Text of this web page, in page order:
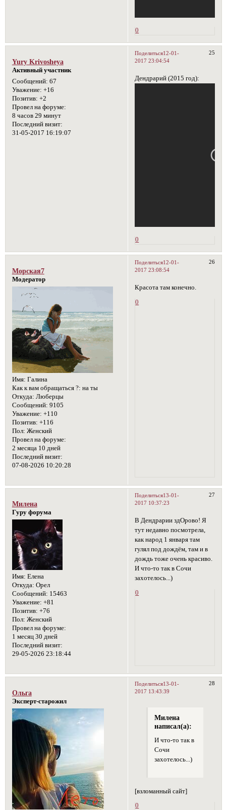
0
Поделиться 25
12-01-
2017 23:04:54
Yury Krivosheya
Активный участник
Сообщений: 67
Уважение: +16
Позитив: +2
Провел на форуме:
8 часов 29 минут
Последний визит:
31-05-2017 16:19:07
Дендрарий (2015 год):
0
Поделиться 26
12-01-
2017 23:08:54
Морская7
Модератор
Имя: Галина
Как к вам обращаться ?: на ты
Откуда: Люберцы
Сообщений: 9105
Уважение: +110
Позитив: +116
Пол: Женский
Провел на форуме:
2 месяца 10 дней
Последний визит:
07-08-2026 10:20:28
Красота там конечно.
0
Поделиться 27
13-01-
2017 10:37:23
Милена
Гуру форума
Имя: Елена
Откуда: Орел
Сообщений: 15463
Уважение: +81
Позитив: +76
Пол: Женский
Провел на форуме:
1 месяц 30 дней
Последний визит:
29-05-2026 23:18:44
В Дендрарии здОрово! Я
тут недавно посмотрела,
как народ 1 января там
гулял под дождём, там и в
дождь тоже очень красиво.
И что-то так в Сочи
захотелось...)
0
Поделиться 28
13-01-
2017 13:43:39
Ольга
Эксперт-старожил
Милена
написал(а):
И что-то так в
Сочи
захотелось...)
[взломанный сайт]
0